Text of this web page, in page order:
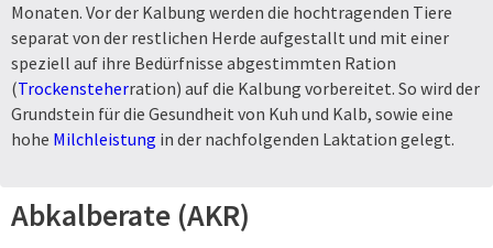
Monaten. Vor der Kalbung werden die hochtragenden Tiere
separat von der restlichen Herde aufgestallt und mit einer
speziell auf ihre Bedürfnisse abgestimmten Ration
(Trockensteherration) auf die Kalbung vorbereitet. So wird der
Grundstein für die Gesundheit von Kuh und Kalb, sowie eine
hohe Milchleistung in der nachfolgenden Laktation gelegt.
Abkalberate (AKR)